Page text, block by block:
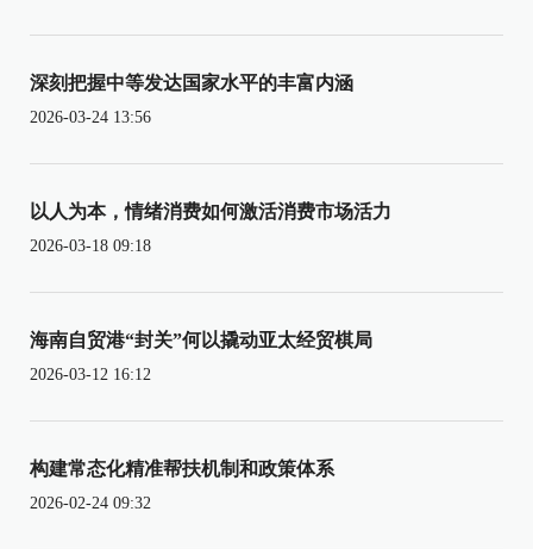
深刻把握中等发达国家水平的丰富内涵
2026-03-24 13:56
以人为本，情绪消费如何激活消费市场活力
2026-03-18 09:18
海南自贸港“封关”何以撬动亚太经贸棋局
2026-03-12 16:12
构建常态化精准帮扶机制和政策体系
2026-02-24 09:32